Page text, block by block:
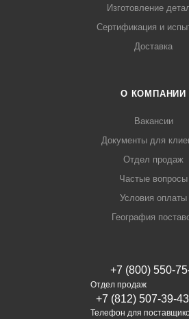
Изготовление
Сертификация и
Доставка
О КОМПАНИИ
Вакансии
Документы для
Отдел продаж
Частые вопросы
Условия оплаты
География
+7 (800) 550-
Отдел продаж
+7 (812) 507-39-43
Телефон для